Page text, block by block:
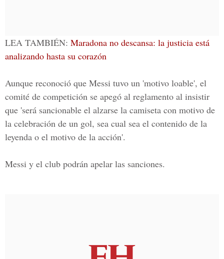
LEA TAMBIÉN: Maradona no descansa: la justicia está
analizando hasta su corazón
Aunque reconoció que Messi tuvo un 'motivo loable', el
comité de competición se apegó al reglamento al insistir
que 'será sancionable el alzarse la camiseta con motivo de
la celebración de un gol, sea cual sea el contenido de la
leyenda o el motivo de la acción'.
Messi y el club podrán apelar las sanciones.